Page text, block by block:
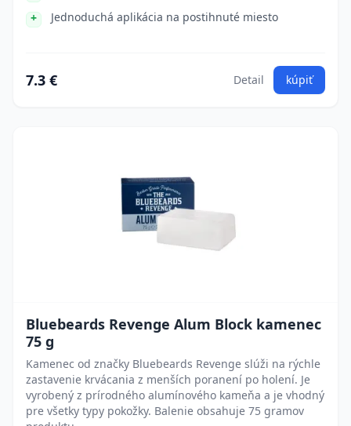
Jednoduchá aplikácia na postihnuté miesto
7.3 € Detail kúpiť
Bluebeards Revenge Alum Block kamenec
75 g
Kamenec od značky Bluebeards Revenge slúži na rýchle
zastavenie krvácania z menších poranení po holení. Je
vyrobený z prírodného alumínového kameňa a je vhodný
pre všetky typy pokožky. Balenie obsahuje 75 gramov